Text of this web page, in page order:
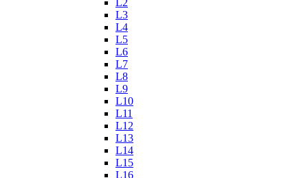
L2
L3
L4
L5
L6
L7
L8
L9
L10
L11
L12
L13
L14
L15
L16